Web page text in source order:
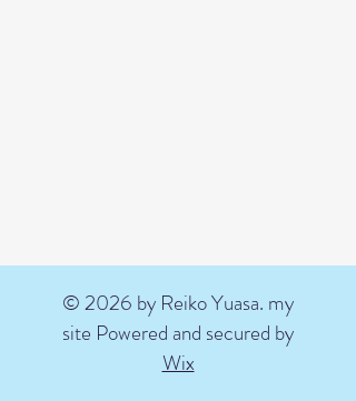
© 2026 by Reiko Yuasa. my
site Powered and secured by
Wix